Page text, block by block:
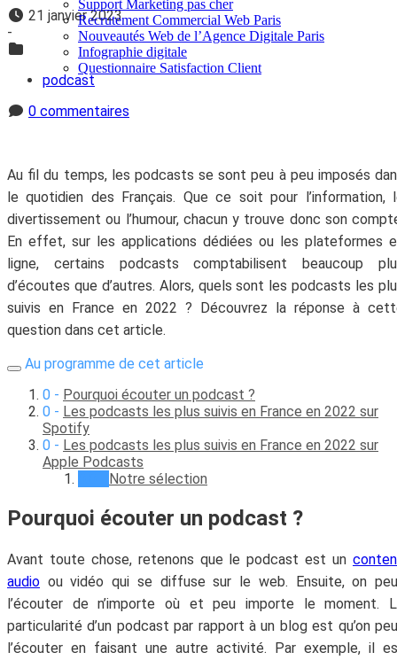
Support Marketing pas cher
Recrutement Commercial Web Paris
Nouveautés Web de l’Agence Digitale Paris
Infographie digitale
Questionnaire Satisfaction Client
21 janvier 2023
-
podcast
0 commentaires
Au fil du temps, les podcasts se sont peu à peu imposés
le quotidien des Français. Que ce soit pour l’information,
divertissement ou l’humour, chacun y trouve donc son
En effet, sur les applications dédiées ou les plateformes
ligne, certains podcasts comptabilisent beaucoup
d’écoutes que d’autres. Alors, quels sont les podcasts les
suivis en France en 2022 ? Découvrez la réponse à
question dans cet article.
Au programme de cet article
Pourquoi écouter un podcast ?
Les podcasts les plus suivis en France en 2022 sur
Spotify
Les podcasts les plus suivis en France en 2022 sur
Apple Podcasts
Notre sélection
Pourquoi écouter un podcast ?
Avant toute chose, retenons que le podcast est un
audio ou vidéo qui se diffuse sur le web. Ensuite, on
l’écouter de n’importe où et peu importe le moment.
particularité d’un podcast par rapport à un blog est qu’on
l’écouter en faisant une autre activité. Par exemple, il